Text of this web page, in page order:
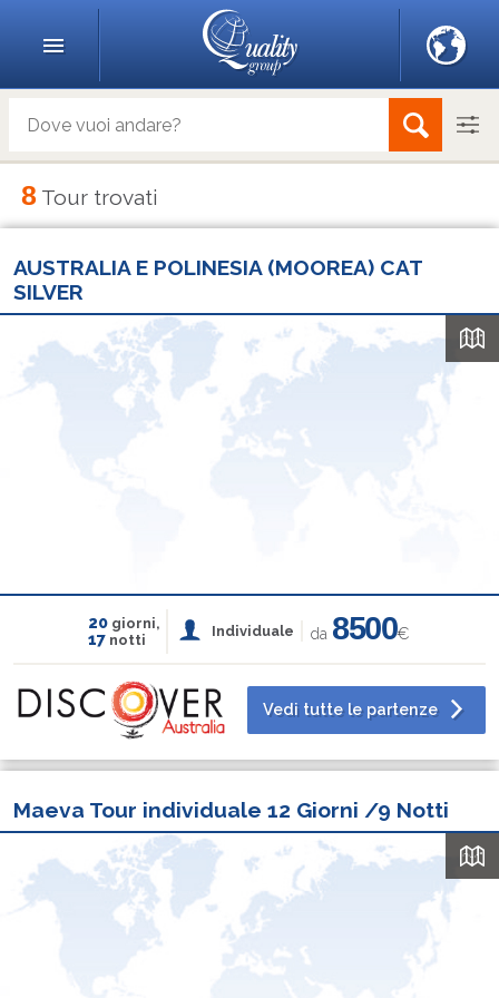
8 Tour trovati
AUSTRALIA E POLINESIA (MOOREA) CAT
SILVER
20giorni,
17notti
Individuale da 8500€
Vedi tutte le partenze
Maeva Tour individuale 12 Giorni /9 Notti